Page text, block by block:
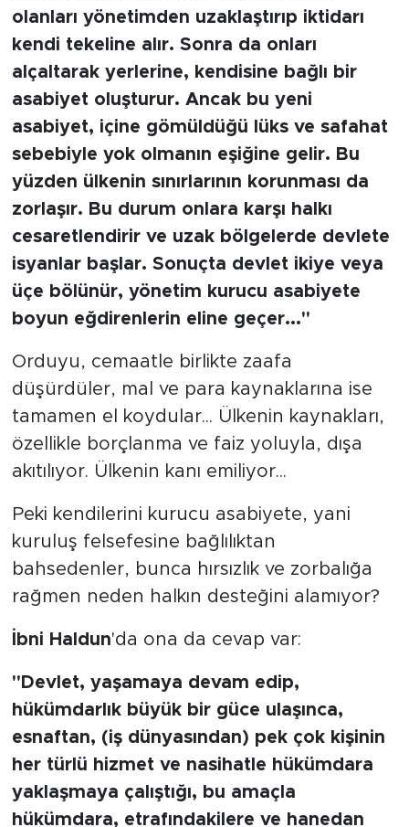
olanları yönetimden uzaklaştırıp iktidarı
kendi tekeline alır. Sonra da onları
alçaltarak yerlerine, kendisine bağlı bir
asabiyet oluşturur. Ancak bu yeni
asabiyet, içine gömüldüğü lüks ve safahat
sebebiyle yok olmanın eşiğine gelir. Bu
yüzden ülkenin sınırlarının korunması da
zorlaşır. Bu durum onlara karşı halkı
cesaretlendirir ve uzak bölgelerde devlete
isyanlar başlar. Sonuçta devlet ikiye veya
üçe bölünür, yönetim kurucu asabiyete
boyun eğdirenlerin eline geçer..."
Orduyu, cemaatle birlikte zaafa
düşürdüler, mal ve para kaynaklarına ise
tamamen el koydular... Ülkenin kaynakları,
özellikle borçlanma ve faiz yoluyla, dışa
akıtılıyor. Ülkenin kanı emiliyor...
Peki kendilerini kurucu asabiyete, yani
kuruluş felsefesine bağlılıktan
bahsedenler, bunca hırsızlık ve zorbalığa
rağmen neden halkın desteğini alamıyor?
İbni Haldun'da ona da cevap var:
"Devlet, yaşamaya devam edip,
hükümdarlık büyük bir güce ulaşınca,
esnaftan, (iş dünyasından) pek çok kişinin
her türlü hizmet ve nasihatle hükümdara
yaklaşmaya çalıştığı, bu amaçla
hükümdara, etrafındakilere ve hanedan